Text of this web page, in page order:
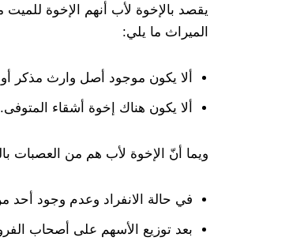
يقصد بالإخوة لأب أنهم الإخوة
الميراث ما يلي:
ألا يكون موجود أصل وارث مذكر
ألا يكون هناك إخوة أشقاء المتوفى.
ويما أنّ الإخوة لأب هم من العصبات
في حالة الانفراد وعدم وجود
بعد توزيع الأسهم على أصحاب